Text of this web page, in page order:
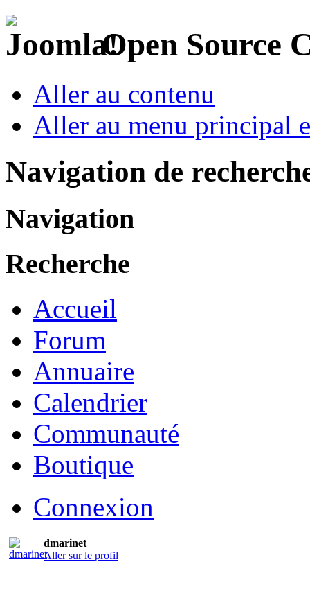
Open Source
Aller au contenu
Aller au menu principal
Navigation de
Navigation
Recherche
Accueil
Forum
Annuaire
Calendrier
Communauté
Boutique
Connexion
dmarinet
Aller sur le profil